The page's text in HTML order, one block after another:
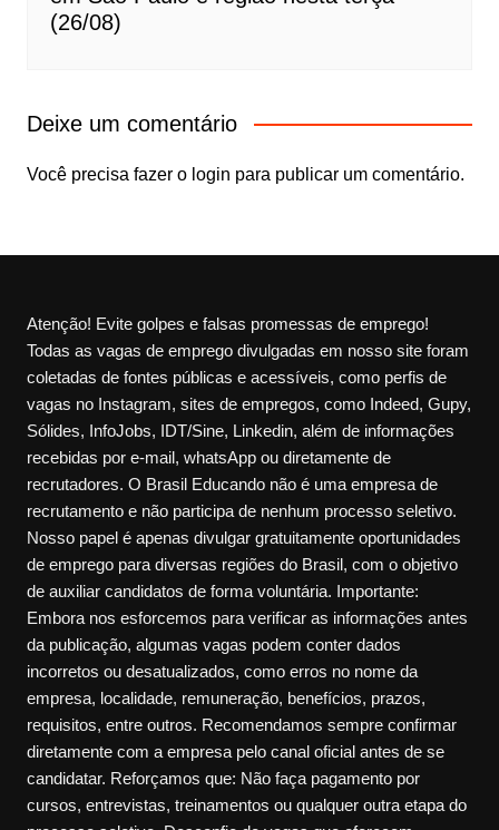
(26/08)
Deixe um comentário
Você precisa fazer o login para publicar um comentário.
Atenção! Evite golpes e falsas promessas de emprego!
Todas as vagas de emprego divulgadas em nosso site foram
coletadas de fontes públicas e acessíveis, como perfis de
vagas no Instagram, sites de empregos, como Indeed, Gupy,
Sólides, InfoJobs, IDT/Sine, Linkedin, além de informações
recebidas por e-mail, whatsApp ou diretamente de
recrutadores. O Brasil Educando não é uma empresa de
recrutamento e não participa de nenhum processo seletivo.
Nosso papel é apenas divulgar gratuitamente oportunidades
de emprego para diversas regiões do Brasil, com o objetivo
de auxiliar candidatos de forma voluntária. Importante:
Embora nos esforcemos para verificar as informações antes
da publicação, algumas vagas podem conter dados
incorretos ou desatualizados, como erros no nome da
empresa, localidade, remuneração, benefícios, prazos,
requisitos, entre outros. Recomendamos sempre confirmar
diretamente com a empresa pelo canal oficial antes de se
candidatar. Reforçamos que: Não faça pagamento por
cursos, entrevistas, treinamentos ou qualquer outra etapa do